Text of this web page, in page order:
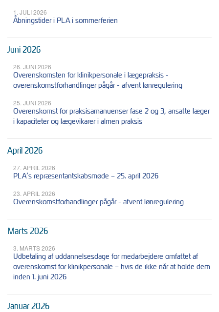
1. JULI 2026
Åbningstider i PLA i sommerferien
Juni 2026
26. JUNI 2026
Overenskomsten for klinikpersonale i lægepraksis -
overenskomstforhandlinger pågår - afvent lønregulering
25. JUNI 2026
Overenskomst for praksisamanuenser fase 2 og 3, ansatte læger
i kapaciteter og lægevikarer i almen praksis
April 2026
27. APRIL 2026
PLA’s repræsentantskabsmøde – 25. april 2026
23. APRIL 2026
Overenskomstforhandlinger pågår - afvent lønregulering
Marts 2026
3. MARTS 2026
Udbetaling af uddannelsesdage for medarbejdere omfattet af
overenskomst for klinikpersonale – hvis de ikke når at holde dem
inden 1. juni 2026
Januar 2026